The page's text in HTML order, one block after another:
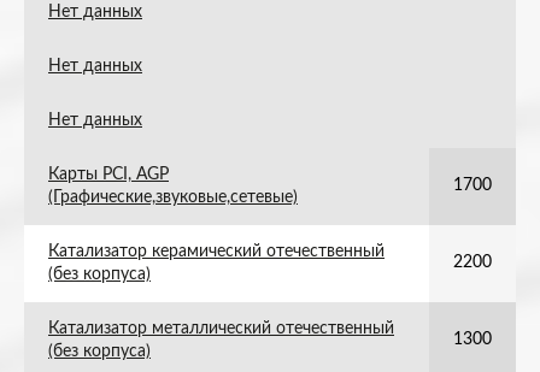
Нет данных
Нет данных
Нет данных
Карты PCI, AGP
(Графические,звуковые,сетевые)
1700
Катализатор керамический отечественный
(без корпуса)
2200
Катализатор металлический отечественный
(без корпуса)
1300